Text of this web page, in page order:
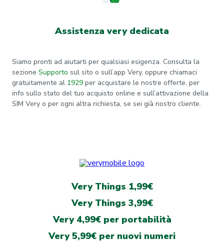
Assistenza very dedicata
Siamo pronti ad aiutarti per qualsiasi esigenza. Consulta la
sezione Supporto sul sito o sull’app Very, oppure chiamaci
gratuitamente al 1929 per acquistare le nostre offerte, per
info sullo stato del tuo acquisto online e sull’attivazione della
SIM Very o per ogni altra richiesta, se sei già nostro cliente.
Very Things 1,99€
Very Things 3,99€
Very 4,99€ per portabilità
Very 5,99€ per nuovi numeri